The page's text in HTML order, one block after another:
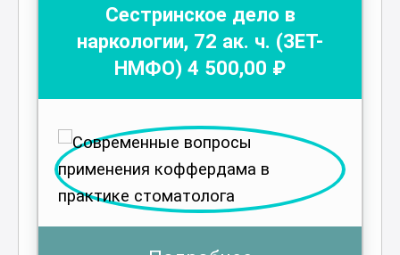
Сестринское дело в
наркологии, 72 ак. ч. (ЗЕТ-
НМФО) 4 500,00 ₽